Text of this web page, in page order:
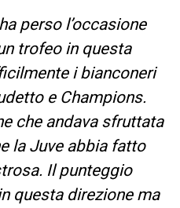
perso l’occasione
trofeo in questa
i bianconeri
e Champions.
che andava sfruttata
la Juve abbia fatto
Il punteggio
questa direzione ma